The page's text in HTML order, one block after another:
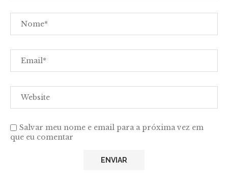
Salvar meu nome e email para a próxima vez em
que eu comentar